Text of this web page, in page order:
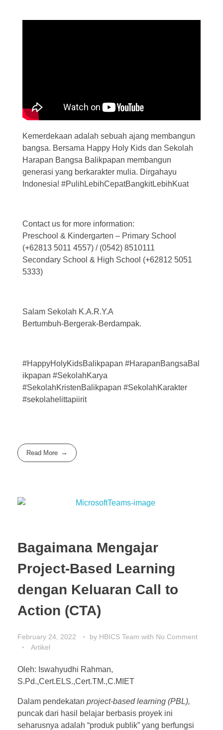
Kemerdekaan adalah sebuah ajang membangun
bangsa. Bersama Happy Holy Kids dan Sekolah
Harapan Bangsa Balikpapan membangun
generasi yang berkarakter mulia. Dirgahayu
Indonesia! #PulihLebihCepatBangkitLebihKuat
Contact us for more information:
Preschool & Kindergarten – Primary School
(+62813 5011 4557) / (0542) 8510111
Secondary School & High School (+62812 5051
5333)
Salam Sekolah K.A.R.Y.A
Bertumbuh-Bergerak-Berdampak.
#HappyHolyKidsBalikpapan #HarapanBangsaBal
ikpapan #SekolahKarya
#SekolahKristenBalikpapan #SekolahKarakter
#sekolahelittapiirit
Read More
Bagaimana Mengajar
Project-Based Learning
dengan Keluaran Call to
Action (CTA)
February 24, 2022 by HBICS Team with No Comment
Artikel
Oleh: Iswahyudhi Rahman,
S.Pd.,Cert.ELS.,Cert.TM.,C.MIET
Dalam pendekatan project-based learning (PBL),
puncak dari hasil belajar berbasis proyek ini
seharusnya adalah “produk publik” yang berfungsi